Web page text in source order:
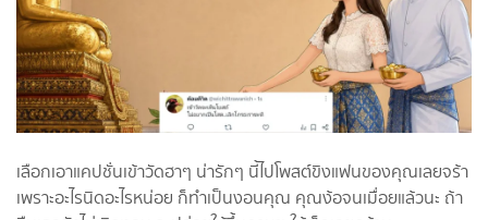
เลือกเอาแคปชั่นเข้าวัดฮาๆ น่ารักๆ นี้ไปโพสต์ขิงแฟนของคุณเลยจร้า
เพราะอะไรนิดอะไรหน่อย ก็ทำเป็นงอนคุณ คุณง้อจนเมื่อยแล้วนะ ถ้า